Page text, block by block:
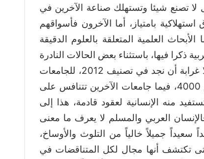
لا تصنع شيئا وتستهلك صناعة الآخرين في
بامتياز، أما الآخرون فأسواقهم
الأبحاث العلمية المتعلقة بالعلوم الدقيقة
ذكرا فيها، باستثناء بعض الحالات النادرة
التي يشكلها أشخاص لا مؤسسات قائمة الذات، فلا غرابة أن نجد في تصنيف 2012، للجامعات
العالمية أن أول جامعة عربية تحتل رتبة فاقت رقم 4000، فيما جامعات الآخرين تتنافس على
منه الإنسانية لعقود قادمة، هذا إلى
العربي والمسلم لا يعرف ما معنى
سعيداً جميلاً خالياً من التلوث والأوساخ،
تكتشف أنها مجال لكل المتناقضات في